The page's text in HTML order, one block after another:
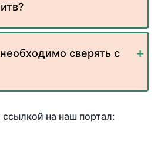
сверять с
ссылкой на наш портал: